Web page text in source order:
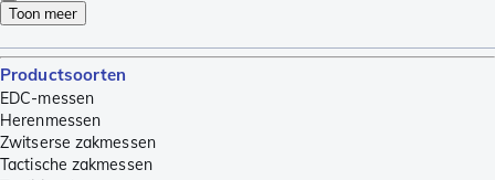
Toon meer
Productsoorten
EDC-messen
Herenmessen
Zwitserse zakmessen
Tactische zakmessen